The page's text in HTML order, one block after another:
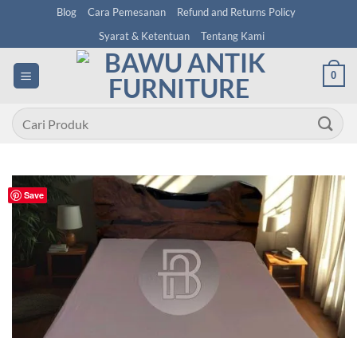
content
Blog Cara Pemesanan
Refund and Returns Policy
Syarat & Ketentuan
Tentang Kami
0
Pencarian
untuk:
Save